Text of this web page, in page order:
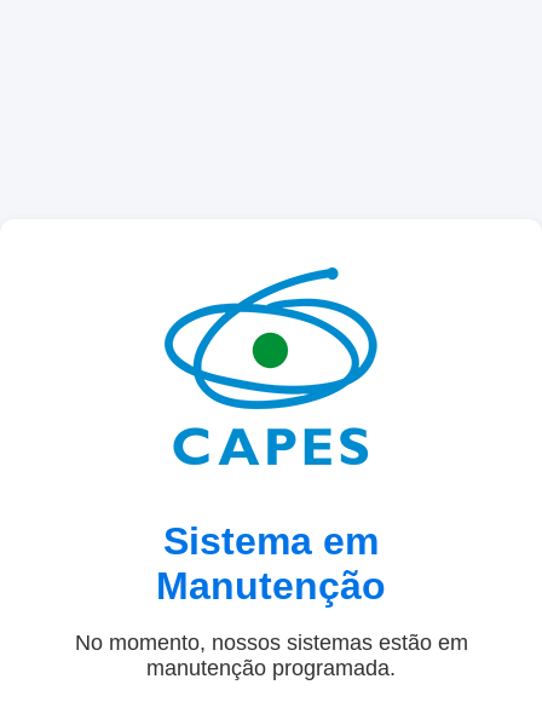
Sistema em
Manutenção
No momento, nossos sistemas estão em
manutenção programada.